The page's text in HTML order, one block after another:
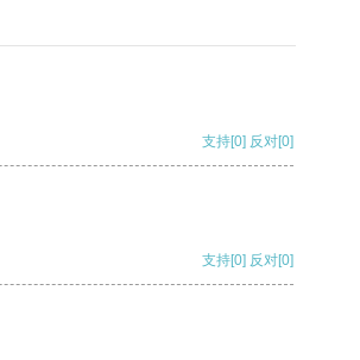
支持[0] 反对[0]
支持[0] 反对[0]